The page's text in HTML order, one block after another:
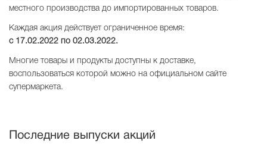
местного производства до импортированных товаров.
Каждая акция действует ограниченное время:
с 17.02.2022 по 02.03.2022.
Многие товары и продукты доступны к доставке,
воспользоваться которой можно на официальном сайте
супермаркета.
Последние выпуски акций